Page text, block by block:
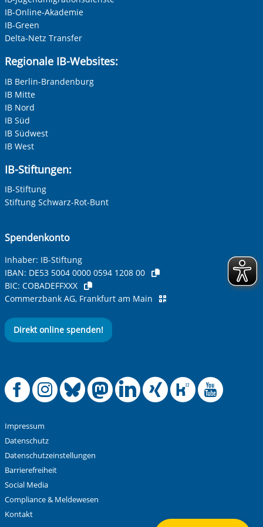
IB-Online-Akademie
IB-Green
Delta-Netz Transfer
Regionale IB-Websites:
IB Berlin-Brandenburg
IB Mitte
IB Nord
IB Süd
IB Südwest
IB West
IB-Stiftungen:
IB-Stiftung
Stiftung Schwarz-Rot-Bunt
Spendenkonto
Inhaber: IB-Stiftung
IBAN: DE53 5004 0000 0594 1208 00
BIC: COBADEFFXXX
Commerzbank AG, Frankfurt am Main
Direkt online spenden!
Offizielle
Offizielle
Offizielle
Offizielle
Offizielle
Impressum
Datenschutz
Datenschutzeinstellungen
Barrierefreiheit
Social Media
Compliance & Meldewesen
Kontakt